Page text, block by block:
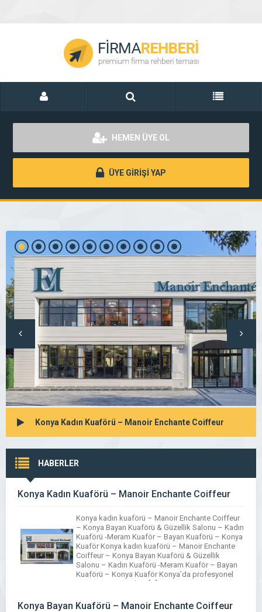
HEMEN ÜYE OL
ÜYE GİRİŞİ YAP
Konya Kadın Kuaförü – Manoir Enchante Coiffeur
HABERLER
Konya Kadın Kuaförü – Manoir Enchante Coiffeur
Konya kadın kuaförü – Manoir Enchante Coiffeur
– Konya Bayan Kuaförü & Güzellik Salonu – Kadın
Kuaförü -Meram Kuaför – Bayan Kuaförü – Konya
Kuaför Konya kadın kuaförü – Manoir Enchante
Coiffeur – Konya Bayan Kuaförü & Güzellik
Salonu – Kadın Kuaförü -Meram Kuaför – Bayan
Kuaförü – Konya Kuaför Konya’da profesyonel
saç tasarımı, modern […]
Konya Bayan Kuaförü – Manoir Enchante Coiffeur